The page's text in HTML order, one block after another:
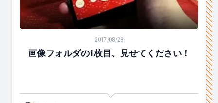
2017/08/28
画像フォルダの1枚目、見せてください！